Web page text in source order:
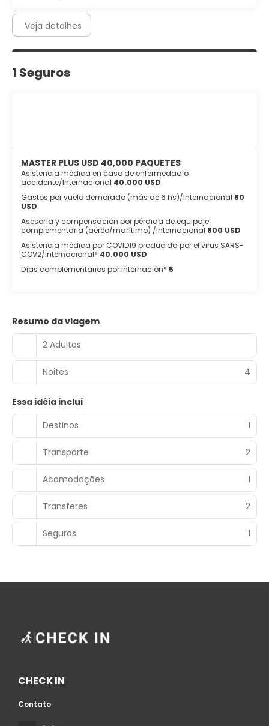
Veja detalhes
1 Seguros
MASTER PLUS USD 40,000 PAQUETES
Asistencia médica en caso de enfermedad o
accidente/Internacional 40.000 USD
Gastos por vuelo demorado (más de 6 hs)/Internacional 80
USD
Asesoría y compensación por pérdida de equipaje
complementaria (aéreo/marítimo) /Internacional 800 USD
Asistencia médica por COVID19 producida por el virus SARS-
COV2/Internacional* 40.000 USD
Días complementarios por internación* 5
Resumo da viagem
2 Adultos
Noites 4
Essa idéia inclui
Destinos
1
Transporte 2
Acomodações 1
Transferes 2
Seguros 1
CHECK IN
Contato